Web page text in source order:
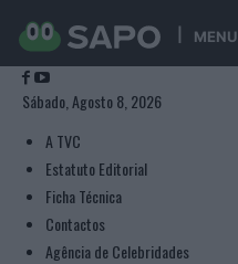
MENU
Sábado, Agosto 8, 2026
A TVC
Estatuto Editorial
Ficha Técnica
Contactos
Agência de Celebridades